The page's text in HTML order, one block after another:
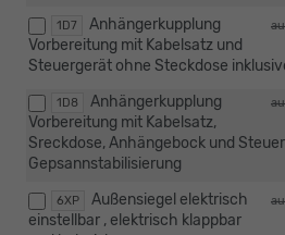
1D7
Anhängerkupplung
Vorbereitung mit Kabelsatz und
Steuergerät ohne Steckdose
1D8
Anhängerkupplung
Vorbereitung mit Kabelsatz,
Sreckdose, Anhängebock und
Gepsannstabilisierung
6XP
Außensiegel elektrisch
einstellbar , elektrisch klappbar